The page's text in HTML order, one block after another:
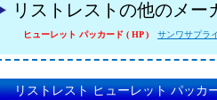
リストレストの他のメー
ヒューレット パッカード ( HP ) サンワサプラ
リストレスト ヒューレット パッ